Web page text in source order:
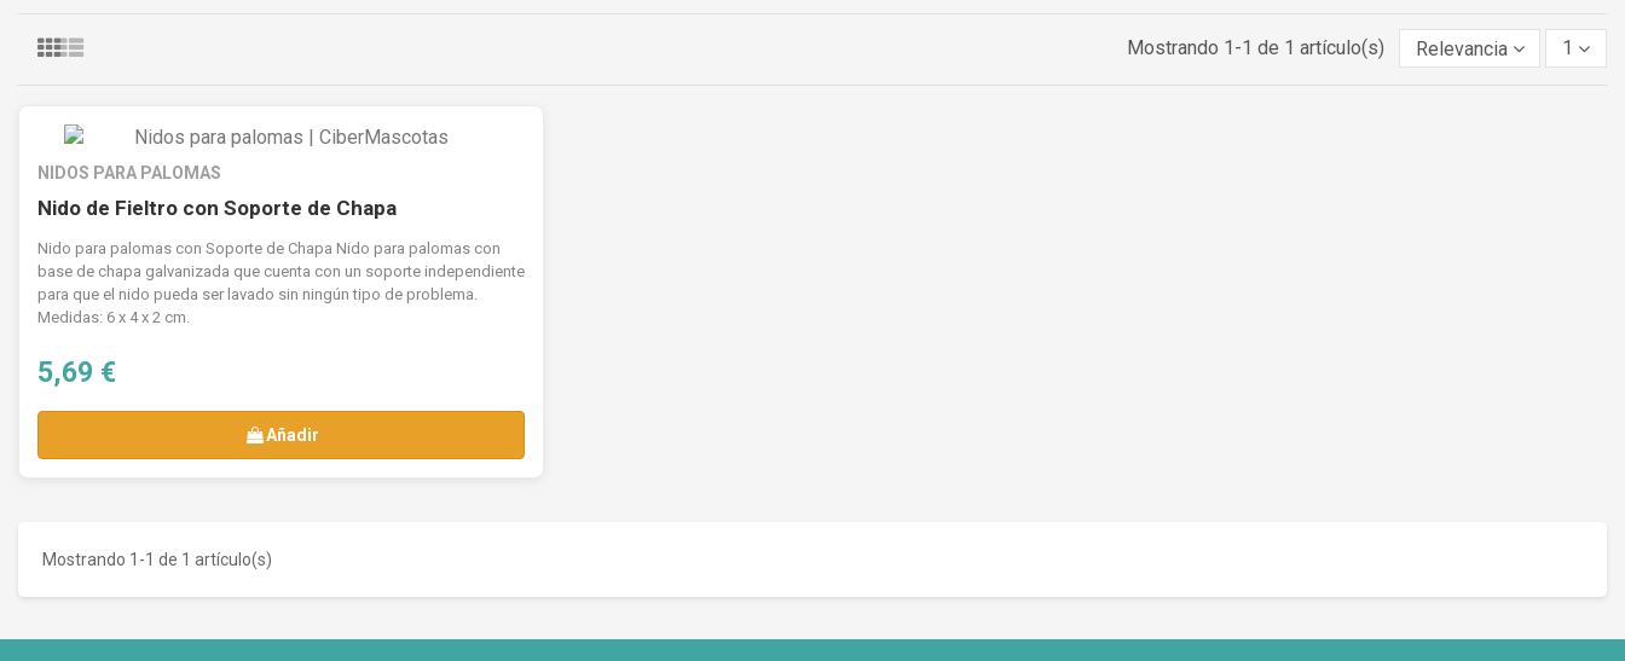
Mostrando 1-1 de 1 artículo(s) Relevancia 1
NIDOS PARA PALOMAS
Nido de Fieltro con Soporte de Chapa
Nido para palomas con Soporte de Chapa Nido para palomas con
base de chapa galvanizada que cuenta con un soporte independiente
para que el nido pueda ser lavado sin ningún tipo de problema.
Medidas: 6 x 4 x 2 cm.
5,69 €
Añadir
Mostrando 1-1 de 1 artículo(s)